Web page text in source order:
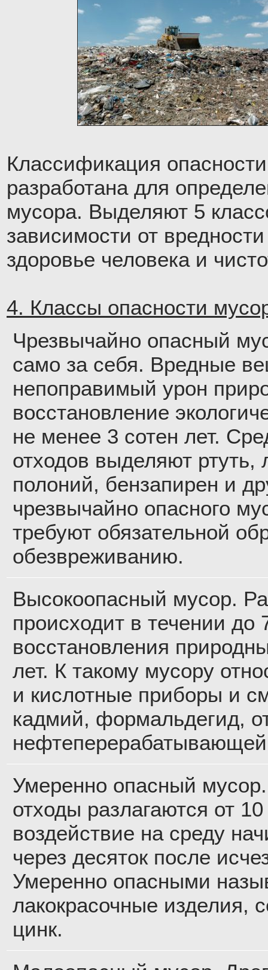
Классификация
разработана для
мусора. Выделяют 5
зависимости от
здоровье человека и
4. Классы опасности
Чрезвычайно опасный
само за себя. Вредные
непоправимый урон
восстановление
не менее 3 сотен лет.
отходов выделяют
полоний, бензапирен и
чрезвычайно опасного
требуют обязательной
обезвреживанию.
Высокоопасный мусор.
происходит в течении до
восстановления
лет. К такому мусору
и кислотные приборы и
кадмий, формальдегид,
Умеренно опасный
отходы разлагаются от
воздействие на среду
через десяток после
Умеренно опасными
лакокрасочные изделия,
цинк.